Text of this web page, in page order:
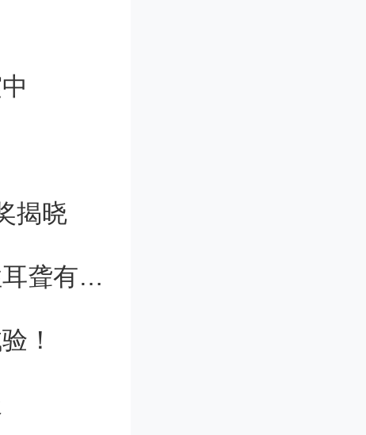
源化水
入推进
潜能，
短板。
生原料
有效畅
精细收
揭晓
全球首个！《柳叶刀》发布：遗传性耳聋有治了
！